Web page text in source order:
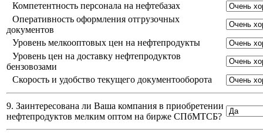
Компетентность персонала на нефтебазах
Оперативность оформления отгрузочных
документов
Уровень мелкооптовых цен на нефтепродукты
Уровень цен на доставку нефтепродуктов
бензовозами
Скорость и удобство текущего документооборота
9. Заинтересована ли Ваша компания в приобретении
нефтепродуктов мелким оптом на бирже СПбМТСБ?